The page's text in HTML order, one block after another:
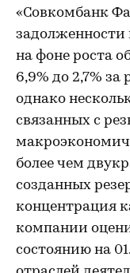
«Совкомбанк
на фоне роста
6,9% до 2,7%
однако
связанных с
более чем
созданных
концентрация
компании
состоянию на